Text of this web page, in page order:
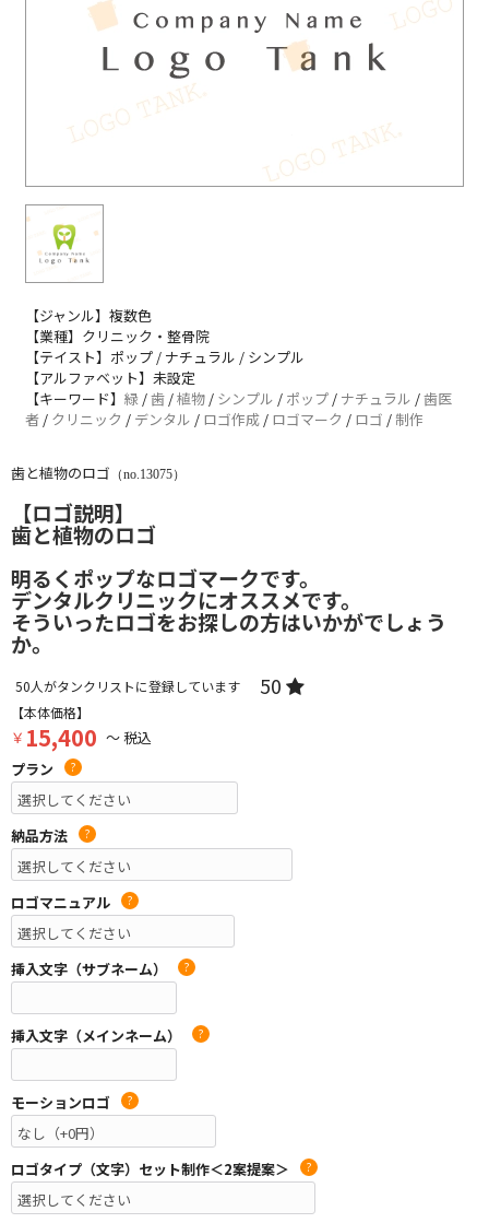
【ジャンル】複数色
【業種】クリニック・整骨院
【テイスト】ポップ / ナチュラル / シンプル
【アルファベット】未設定
【キーワード】 緑 /歯 /植物 / シンプル / ポップ / ナチュラル /歯医
者 / クリニック / デンタル / ロゴ作成 / ロゴマーク / ロゴ / 制作
歯と植物のロゴ （no.13075）
【ロゴ説明】
歯と植物のロゴ
明るくポップなロゴマークです。
デンタルクリニックにオススメです。
そういったロゴをお探しの方はいかがでしょう
か。
50人がタンクリストに登録しています 50
【本体価格】
￥ 15,400 ～ 税込
プラン
?
納品方法 ?
ロゴマニュアル ?
挿入文字（サブネーム） ?
挿入文字（メインネーム） ?
モーションロゴ ?
ロゴタイプ（文字）セット制作＜2案提案＞ ?